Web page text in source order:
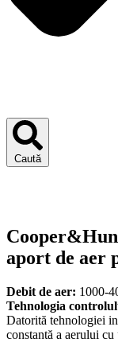
Caută
aport de aer
Debit de aer: 1000-
Tehnologia
Datorită tehnologiei
constantă a aerului